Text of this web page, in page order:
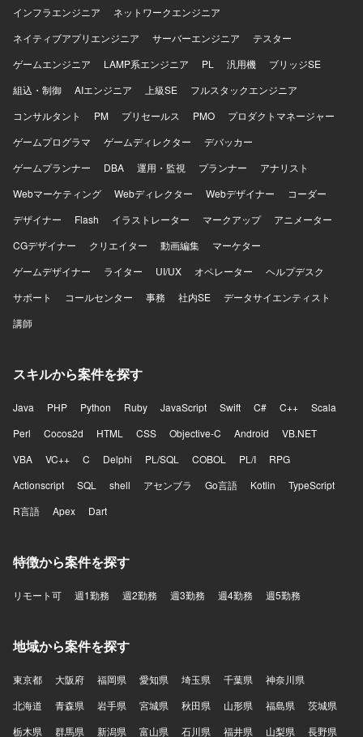
発・保守に関わることができます。リリース前後の改修や
検証、障害調査など、サービスライフサイクル全体に携わ
ることで、バックエンドエンジニアとしての経験を総合的
に積むことができます。 【開発環境】 Django/Pythonを用
Webアプリケーションの保守開発を行います。RDB/SQLを
利用したデータベースアクセスや、Gitを用いたチーム開発
インフラエンジニア
ネットワークエンジニア
ネイティブアプリエンジニア
サーバーエンジニア
テスター
ゲームエンジニア
LAMP系エンジニア PL 汎用機
ブリッジSE
組込・制御
AIエンジニア 上級SE
フルスタックエンジニア
コンサルタント
PM プリセールス PMO
プロダクトマネージャー
ゲームプログラマ
ゲームディレクター
デバッカー
ゲームプランナー
DBA 運用・監視 プランナー
アナリスト
Webマーケティング
Webディレクター Webデザイナー
コーダー
デザイナー
Flash イラストレーター マークアップ
アニメーター
CGデザイナー
クリエイター 動画編集
マーケター
ゲームデザイナー
ライター UI/UX オペレーター
ヘルプデスク
サポート
コールセンター 事務 社内SE
データサイエンティスト
講師
スキルから案件を探す
Java PHP Python Ruby JavaScript Swift C# C++
Scala
Perl
Cocos2d HTML CSS Objective-C Android
VB.NET
VBA
VC++ C Delphi PL/SQL COBOL PL/I
RPG
Actionscript
SQL shell アセンブラ Go言語 Kotlin
TypeScript
R言語
Apex Dart
特徴から案件を探す
リモート可 週1勤務 週2勤務 週3勤務 週4勤務 週5勤務
地域から案件を探す
東京都 大阪府 福岡県 愛知県 埼玉県 千葉県
神奈川県
北海道
青森県 岩手県 宮城県 秋田県 山形県 福島県
茨城県
栃木県
群馬県 新潟県 富山県 石川県 福井県 山梨県 長野県